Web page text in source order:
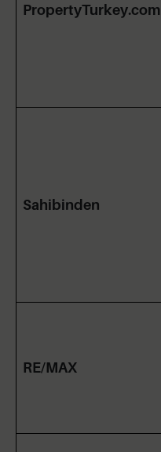
PropertyTurkey.com
Sahibinden
RE/MAX